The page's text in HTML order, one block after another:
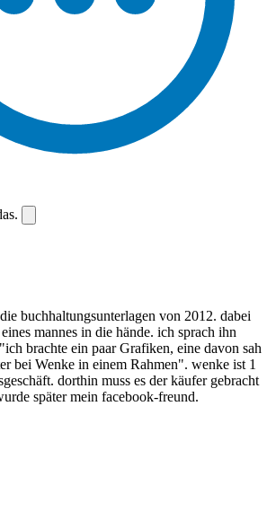
buchhaltungsunterlagen von 2012. dabei
mannes in die hände. ich sprach ihn
brachte ein paar Grafiken, eine davon sah
bei Wenke in einem Rahmen". wenke ist 1
dorthin muss es der käufer gebracht
später mein facebook-freund.